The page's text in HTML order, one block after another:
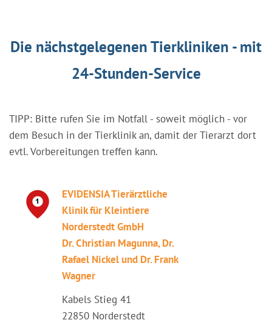
Die nächstgelegenen Tierkliniken - mit
24-Stunden-Service
TIPP: Bitte rufen Sie im Notfall - soweit möglich - vor
dem Besuch in der Tierklinik an, damit der Tierarzt dort
evtl. Vorbereitungen treffen kann.
EVIDENSIA Tierärztliche
Klinik für Kleintiere
Norderstedt GmbH
Dr. Christian Magunna, Dr.
Rafael Nickel und Dr. Frank
Wagner
Kabels Stieg 41
22850 Norderstedt